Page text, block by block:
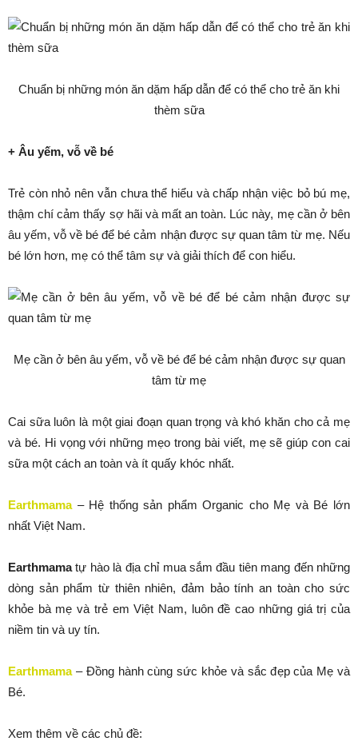
Chuẩn bị những món ăn dặm hấp dẫn để có thể cho trẻ ăn khi
thèm sữa
+ Âu yếm, vỗ về bé
Trẻ còn nhỏ nên vẫn chưa thể hiểu và chấp nhận việc bỏ bú mẹ,
thậm chí cảm thấy sợ hãi và mất an toàn. Lúc này, mẹ cần ở bên
âu yếm, vỗ về bé để bé cảm nhận được sự quan tâm từ mẹ. Nếu
bé lớn hơn, mẹ có thể tâm sự và giải thích để con hiểu.
Mẹ cần ở bên âu yếm, vỗ về bé để bé cảm nhận được sự quan
tâm từ mẹ
Cai sữa luôn là một giai đoạn quan trọng và khó khăn cho cả mẹ
và bé. Hi vọng với những mẹo trong bài viết, mẹ sẽ giúp con cai
sữa một cách an toàn và ít quấy khóc nhất.
Earthmama– Hệ thống sản phẩm Organic cho Mẹ và Bé lớn
nhất Việt Nam.
Earthmamatự hào là địa chỉ mua sắm đầu tiên mang đến những
dòng sản phẩm từ thiên nhiên, đảm bảo tính an toàn cho sức
khỏe bà mẹ và trẻ em Việt Nam, luôn đề cao những giá trị của
niềm tin và uy tín.
Earthmama– Đồng hành cùng sức khỏe và sắc đẹp của Mẹ và
Bé.
Xem thêm về các chủ đề: